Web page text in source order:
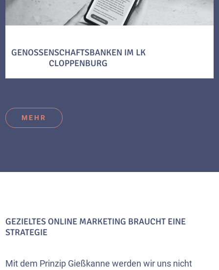
GENOSSENSCHAFTSBANKEN IM LK
CLOPPENBURG
MEHR
GEZIELTES ONLINE MARKETING BRAUCHT EINE
STRATEGIE
Mit dem Prinzip Gießkanne werden wir uns nicht